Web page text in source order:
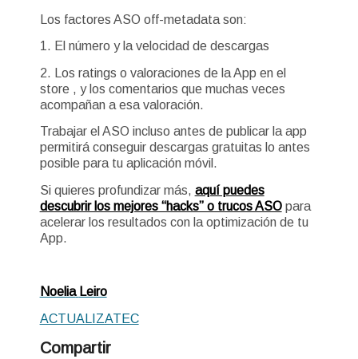
Los factores ASO off-metadata son:
1. El número y la velocidad de descargas
2. Los ratings o valoraciones de la App en el
store , y los comentarios que muchas veces
acompañan a esa valoración.
Trabajar el ASO incluso antes de publicar la app
permitirá conseguir descargas gratuitas lo antes
posible para tu aplicación móvil.
Si quieres profundizar más, aquí puedes
descubrir los mejores “hacks” o trucos ASOpara
acelerar los resultados con la optimización de tu
App.
Noelia Leiro
ACTUALIZATEC
Compartir